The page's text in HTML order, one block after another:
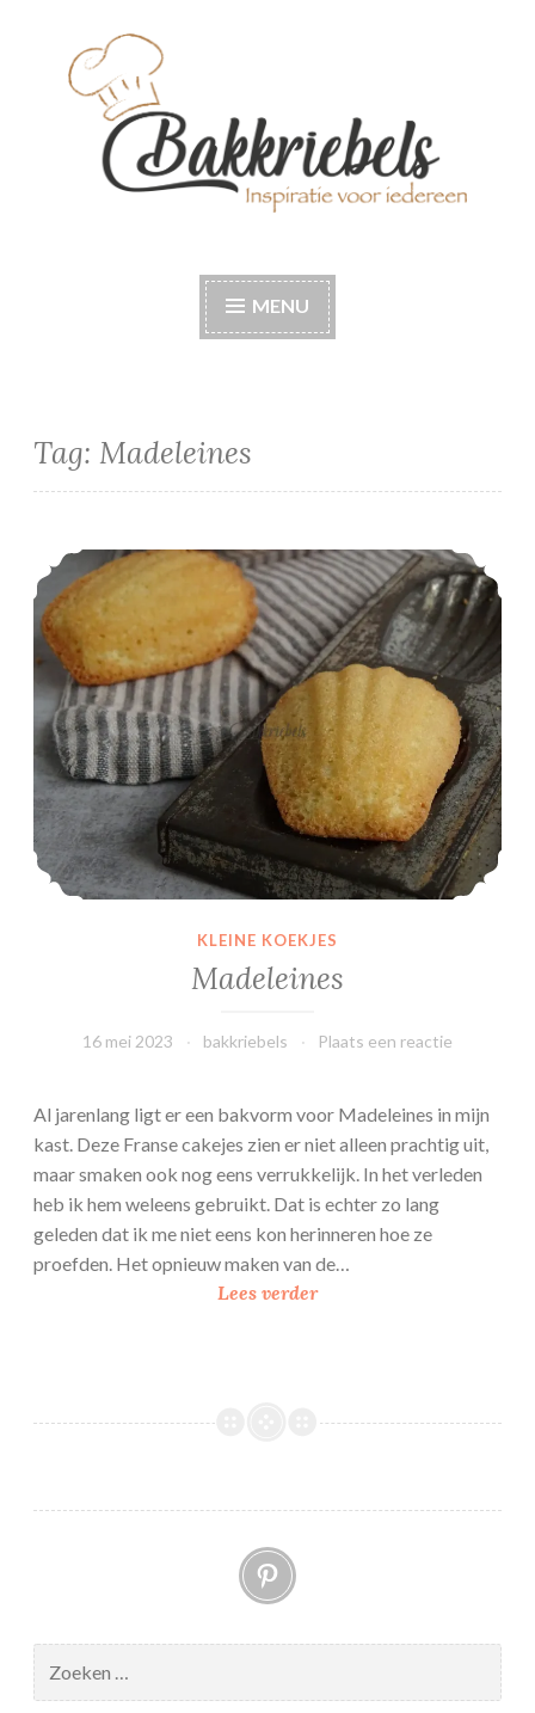
Bakkriebels
MENU
Tag: Madeleines
Madeleines
KLEINE KOEKJES
Madeleines
16 mei 2023 bakkriebels Plaats een reactie
Al jarenlang ligt er een bakvorm voor Madeleines in mijn
kast. Deze Franse cakejes zien er niet alleen prachtig uit,
maar smaken ook nog eens verrukkelijk. In het verleden
heb ik hem weleens gebruikt. Dat is echter zo lang
geleden dat ik me niet eens kon herinneren hoe ze
proefden. Het opnieuw maken van de…
Lees verderM
Pinterest
naar: